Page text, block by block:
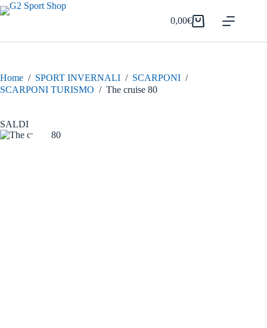
Salta
al
Carrello
0,00€
Home / SPORT INVERNALI / SCARPONI /
SCARPONI TURISMO / The cruise 80
SALDI